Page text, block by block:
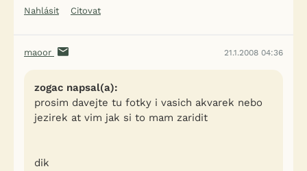
Nahlásit
Citovat
maoor 21.1.2008 04:36
zogac napsal(a):
prosim davejte tu fotky i vasich akvarek nebo
jezirek at vim jak si to mam zaridit
dik